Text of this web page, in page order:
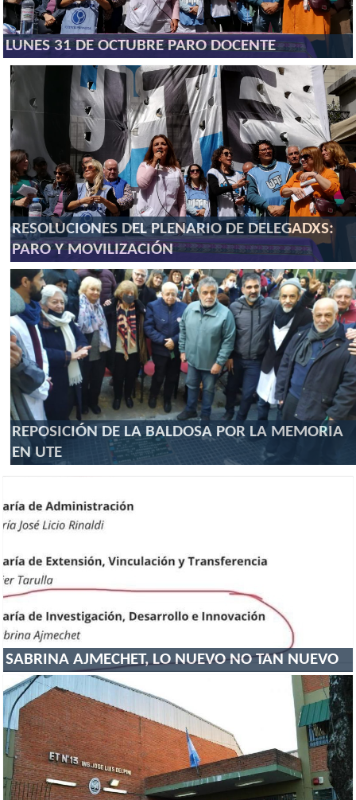
LUNES 31 DE OCTUBRE PARO DOCENTE
RESOLUCIONES DEL PLENARIO DE DELEGADXS:
PARO Y MOVILIZACIÓN
REPOSICIÓN DE LA BALDOSA POR LA MEMORIA
EN UTE
SABRINA AJMECHET, LO NUEVO NO TAN NUEVO